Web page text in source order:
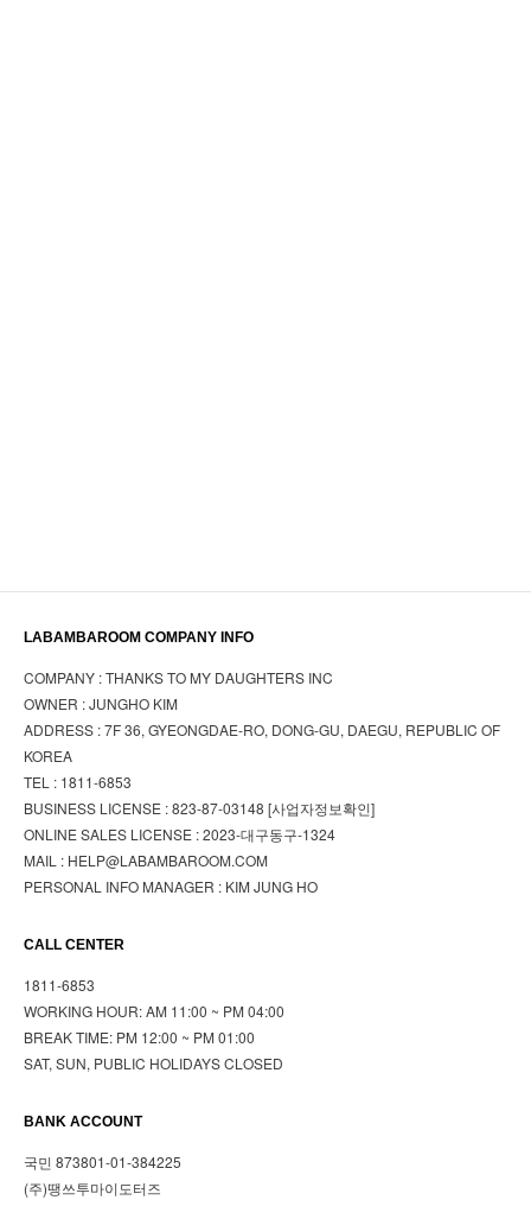
LABAMBAROOM COMPANY INFO
COMPANY : THANKS TO MY DAUGHTERS INC
OWNER : JUNGHO KIM
ADDRESS : 7F 36, GYEONGDAE-RO, DONG-GU, DAEGU, REPUBLIC OF
KOREA
TEL : 1811-6853
BUSINESS LICENSE : 823-87-03148 [사업자정보확인]
ONLINE SALES LICENSE : 2023-대구동구-1324
MAIL : HELP@LABAMBAROOM.COM
PERSONAL INFO MANAGER : KIM JUNG HO
CALL CENTER
1811-6853
WORKING HOUR: AM 11:00 ~ PM 04:00
BREAK TIME: PM 12:00 ~ PM 01:00
SAT, SUN, PUBLIC HOLIDAYS CLOSED
BANK ACCOUNT
국민 873801-01-384225
(주)땡쓰투마이도터즈